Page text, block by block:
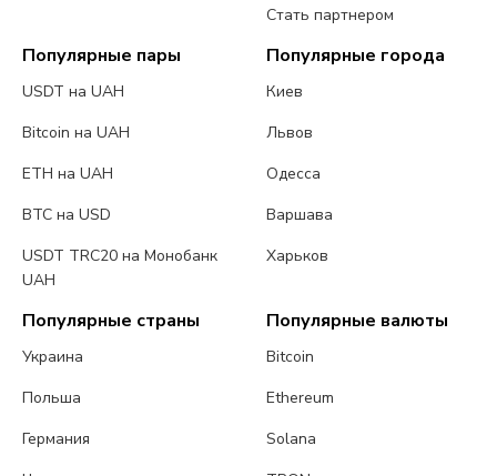
Стать партнером
Популярные пары
USDT на UAH
Bitcoin на UAH
ETH на UAH
BTC на USD
USDT TRC20 на Монобанк
UAH
Популярные города
Киев
Львов
Одесса
Варшава
Харьков
Популярные страны
Украина
Польша
Германия
Популярные валюты
Bitcoin
Ethereum
Solana